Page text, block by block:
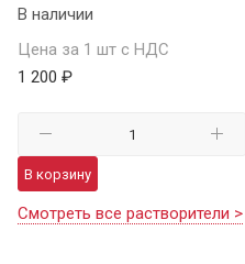
В наличии
Цена за 1 шт с НДС
1 200 ₽
В корзину
Смотреть все растворители >